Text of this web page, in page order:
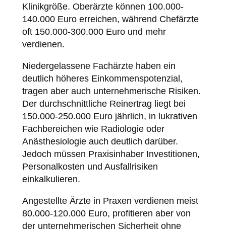
Klinikgröße. Oberärzte können 100.000-
140.000 Euro erreichen, während Chefärzte
oft 150.000-300.000 Euro und mehr
verdienen.
Niedergelassene Fachärzte haben ein
deutlich höheres Einkommenspotenzial,
tragen aber auch unternehmerische Risiken.
Der durchschnittliche Reinertrag liegt bei
150.000-250.000 Euro jährlich, in lukrativen
Fachbereichen wie Radiologie oder
Anästhesiologie auch deutlich darüber.
Jedoch müssen Praxisinhaber Investitionen,
Personalkosten und Ausfallrisiken
einkalkulieren.
Angestellte Ärzte in Praxen verdienen meist
80.000-120.000 Euro, profitieren aber von
der unternehmerischen Sicherheit ohne